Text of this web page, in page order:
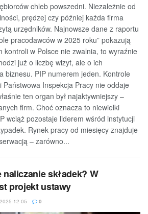
chleb powszedni. Niezależnie od
prędzej czy później każda firma
urzędników. Najnowsze dane z raportu
pracodawców w 2025 roku” pokazują
kontroli w Polsce nie zwalnia, to wyraźnie
już o liczbę wizyt, ale o ich
biznesu. PIP numerem jeden. Kontrole
Inspekcja Pracy nie oddaje
ten organ był najaktywniejszy –
firm. Choć oznacza to niewielki
wciąż pozostaje liderem wśród instytucji
Rynek pracy od miesięcy znajduje
– zarówno...
składek? W
projekt ustawy
2025-12-05 0